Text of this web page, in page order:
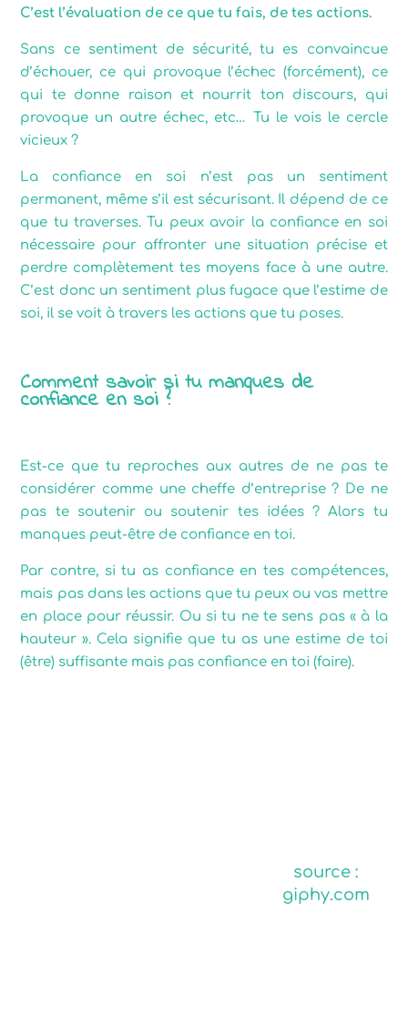
C’est l’évaluation de ce que tu fais, de tes actions.
Sans ce sentiment de sécurité, tu es convaincue
d’échouer, ce qui provoque l’échec (forcément), ce
qui te donne raison et nourrit ton discours, qui
provoque un autre échec, etc… Tu le vois le cercle
vicieux ?
La confiance en soi n’est pas un sentiment
permanent, même s’il est sécurisant. Il dépend de ce
que tu traverses. Tu peux avoir la confiance en soi
nécessaire pour affronter une situation précise et
perdre complètement tes moyens face à une autre.
C’est donc un sentiment plus fugace que l’estime de
soi, il se voit à travers les actions que tu poses.
Comment savoir si tu manques de
confiance en soi ?
Est-ce que tu reproches aux autres de ne pas te
considérer comme une cheffe d’entreprise ? De ne
pas te soutenir ou soutenir tes idées ? Alors tu
manques peut-être de confiance en toi.
Par contre, si tu as confiance en tes compétences,
mais pas dans les actions que tu peux ou vas mettre
en place pour réussir. Ou si tu ne te sens pas « à la
hauteur ». Cela signifie que tu as une estime de toi
(être) suffisante mais pas confiance en toi (faire).
source :
giphy.com